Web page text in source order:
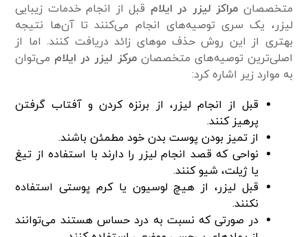
متخصصان مراکز لیزر در ایلام قبل از انجام خدمات زیبایی
لیزر، یک سری توصیه‌های انجام می‌کنند تا آن‌ها نتیجه
بهتری از این روش حذف مو‌های زائد دریافت کنند. اما از
اصلی‌ترین توصیه‌های متخصصانمرکز لیزر در ایلام می‌توان
به موارد زیر اشاره کرد:
قبل از انجام لیزر، از برنزه کردن و آفتاب گرفتن
پرهیز کنند.
از تمیز بودن پوست بدن خود مطمئن باشند.
نواحی که قصد انجام لیزر را دارند با استفاده از تیغ
یا ژیلت، شیو کنند.
قبل لیزر، از هیچ لوسیون یا کرم پوستی استفاده
نکنند.
در صورتی که نسبت به درد حساس هستند می‌توانند